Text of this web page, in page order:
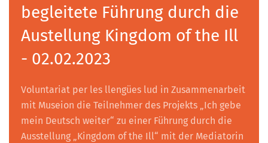
begleitete Führung durch die
Austellung Kingdom of the Ill
- 02.02.2023
Voluntariat per les llengües lud in Zusammenarbeit
mit Museion die Teilnehmer des Projekts „Ich gebe
mein Deutsch weiter“ zu einer Führung durch die
Ausstellung „Kingdom of the Ill“ mit der Mediatorin